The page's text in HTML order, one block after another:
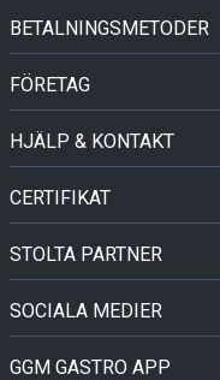
BETALNINGSMETODER
FÖRETAG
HJÄLP & KONTAKT
CERTIFIKAT
STOLTA PARTNER
SOCIALA MEDIER
GGM GASTRO APP